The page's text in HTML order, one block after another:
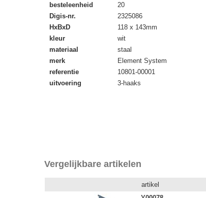
besteleenheid
20
Digis-nr.
2325086
HxBxD
118 x 143mm
kleur
wit
materiaal
staal
merk
Element System
referentie
10801-00001
uitvoering
3-haaks
Vergelijkbare artikelen
artikel